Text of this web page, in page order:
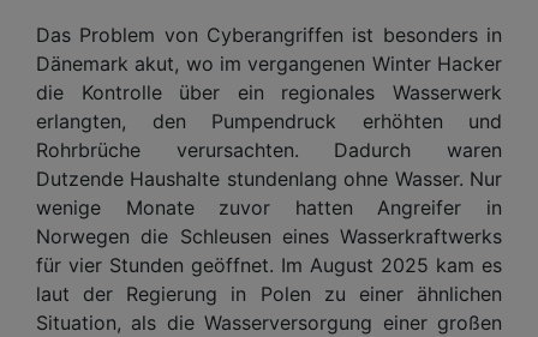
Das Problem von Cyberangriffen ist besonders in
Dänemark akut, wo im vergangenen Winter Hacker
die Kontrolle über ein regionales Wasserwerk
erlangten, den Pumpendruck erhöhten und
Rohrbrüche verursachten. Dadurch waren
Dutzende Haushalte stundenlang ohne Wasser. Nur
wenige Monate zuvor hatten Angreifer in
Norwegen die Schleusen eines Wasserkraftwerks
für vier Stunden geöffnet. Im August 2025 kam es
laut der Regierung in Polen zu einer ähnlichen
Situation, als die Wasserversorgung einer großen